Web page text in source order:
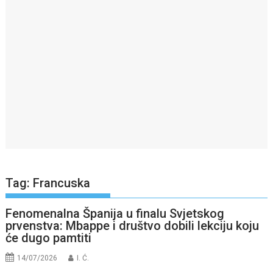
Tag: Francuska
Fenomenalna Španija u finalu Svjetskog
prvenstva: Mbappe i društvo dobili lekciju koju
će dugo pamtiti
14/07/2026 I. Ć.